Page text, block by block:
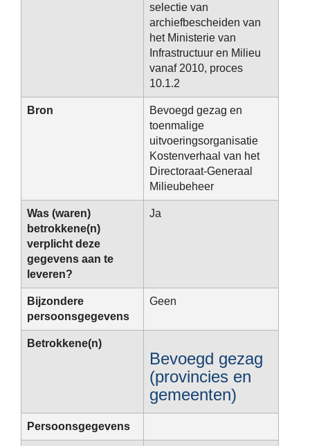
selectie van
archiefbescheiden van
het Ministerie van
Infrastructuur en Milieu
vanaf 2010, proces
10.1.2
Bron
Bevoegd gezag en
toenmalige
uitvoeringsorganisatie
Kostenverhaal van het
Directoraat-Generaal
Milieubeheer
Was (waren)
betrokkene(n)
verplicht deze
gegevens aan te
leveren?
Ja
Bijzondere
persoonsgegevens
Geen
Betrokkene(n)
Bevoegd gezag
(provincies en
gemeenten)
Persoonsgegevens